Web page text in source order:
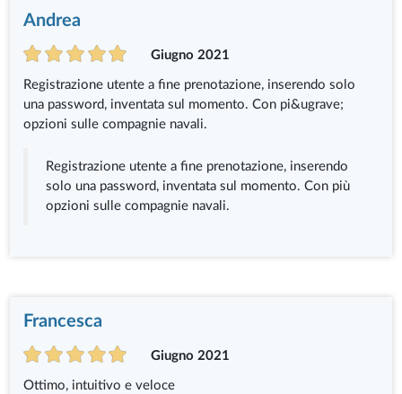
Andrea
Giugno 2021
Registrazione utente a fine prenotazione, inserendo solo
una password, inventata sul momento. Con pi&ugrave;
opzioni sulle compagnie navali.
Registrazione utente a fine prenotazione, inserendo
solo una password, inventata sul momento. Con più
opzioni sulle compagnie navali.
Francesca
Giugno 2021
Ottimo, intuitivo e veloce